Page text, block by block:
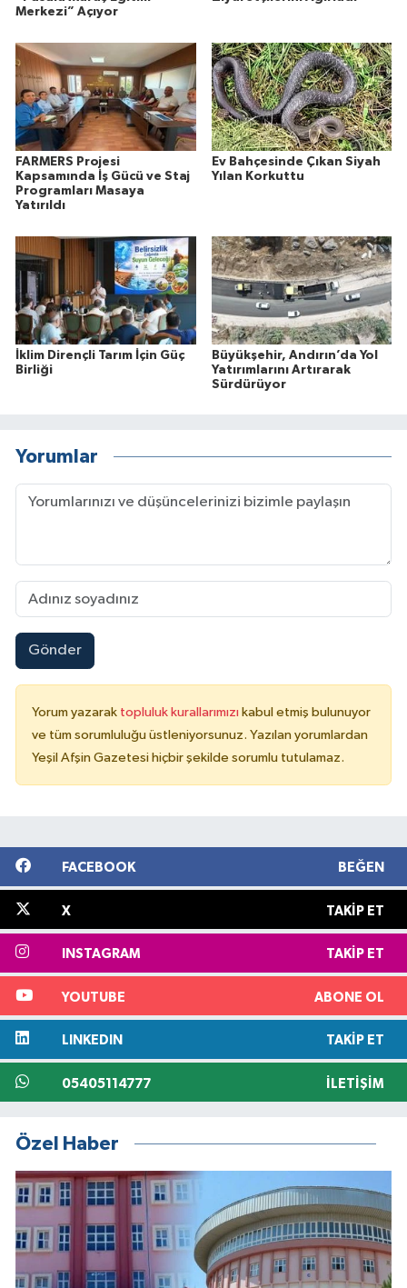
Merkezi” Açıyor
FARMERS Projesi
Kapsamında İş Gücü ve Staj
Programları Masaya
Yatırıldı
Ev Bahçesinde Çıkan Siyah
Yılan Korkuttu
İklim Dirençli Tarım İçin Güç
Birliği
Büyükşehir, Andırın’da Yol
Yatırımlarını Artırarak
Sürdürüyor
Yorumlar
Gönder
Yorum yazarak topluluk kurallarımızı kabul etmiş bulunuyor
ve tüm sorumluluğu üstleniyorsunuz. Yazılan yorumlardan
Yeşil Afşin Gazetesi hiçbir şekilde sorumlu tutulamaz.
FACEBOOK BEĞEN
X TAKIP ET
INSTAGRAM TAKIP ET
YOUTUBE ABONE OL
LINKEDIN TAKIP ET
05405114777 İLETIŞIM
Özel Haber